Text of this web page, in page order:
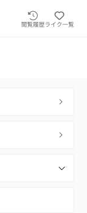
閲覧履歴ライク一覧